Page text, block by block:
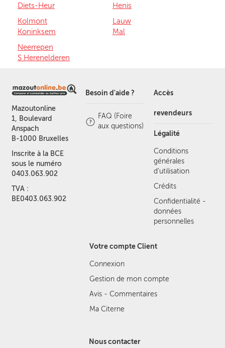
Diets-Heur
Henis
Kolmont
Koninksem
Lauw
Mal
Neerrepen
S Herenelderen
Mazoutonline
1, Boulevard
Anspach
B-1000 Bruxelles
Inscrite à la BCE
sous le numéro
0403.063.902
TVA :
BE0403.063.902
Besoin d'aide ?
FAQ (Foire
aux questions)
Accès
revendeurs
Légalité
Conditions
générales
d'utilisation
Crédits
Confidentialité -
données
personnelles
Votre compte Client
Connexion
Gestion de mon compte
Avis - Commentaires
Ma Citerne
Nous contacter